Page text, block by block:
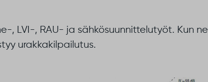
, LVI-, RAU- ja sähkösuunnittelutyöt. Kun ne
urakkakilpailutus.